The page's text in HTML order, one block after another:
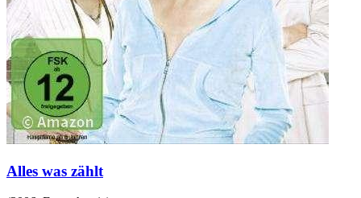
Alles was zählt